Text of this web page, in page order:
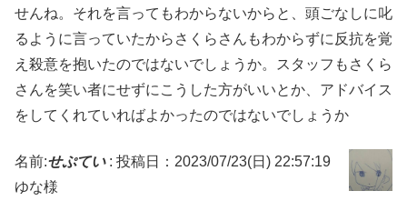
せんね。それを言ってもわからないからと、頭ごなしに叱
るように言っていたからさくらさんもわからずに反抗を覚
え殺意を抱いたのではないでしょうか。スタッフもさくら
さんを笑い者にせずにこうした方がいいとか、アドバイス
をしてくれていればよかったのではないでしょうか
名前:せぷてい: 投稿日：2023/07/23(日) 22:57:19
ゆな様